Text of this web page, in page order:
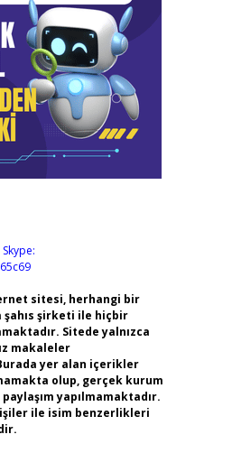
Skype:
sitesi, herhangi bir
şahıs şirketi ile hiçbir
Sitede yalnızca
makaleler
yer alan içerikler
olup, gerçek kurum
yapılmamaktadır.
ile isim benzerlikleri